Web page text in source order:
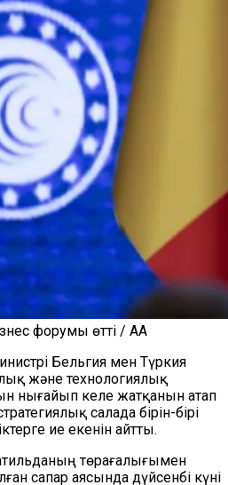
форумы өтті / AA
Бельгия мен Түркия
және технологиялық
нығайып келе жатқанын атап
салада бірін-бірі
ие екенін айтты.
төрағалығымен
сапар аясында дүйсенбі күні